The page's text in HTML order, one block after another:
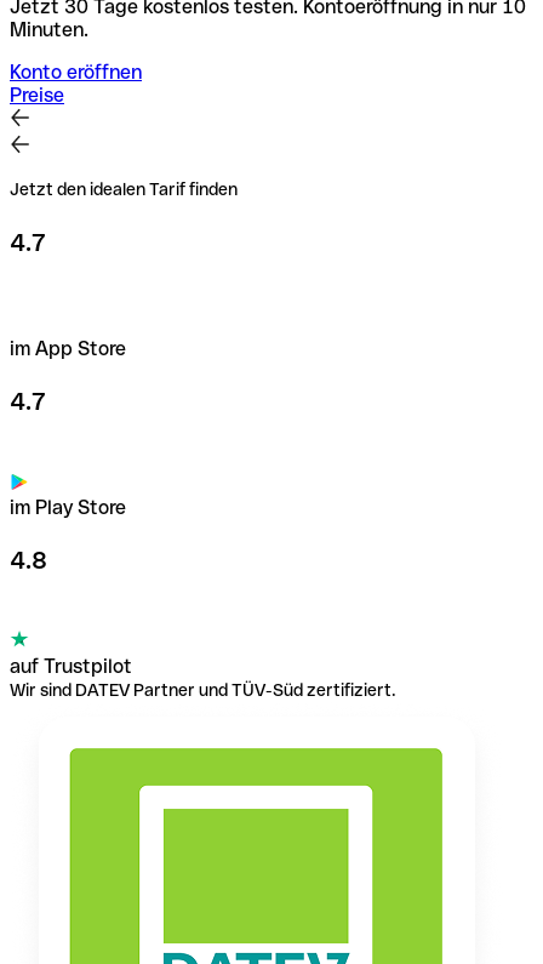
Jetzt 30 Tage kostenlos testen. Kontoeröffnung in nur 10
Minuten.
Konto eröffnen
Preise
Jetzt den idealen Tarif finden
4.7
im App Store
4.7
im Play Store
4.8
auf Trustpilot
Wir sind DATEV Partner und TÜV-Süd zertifiziert.